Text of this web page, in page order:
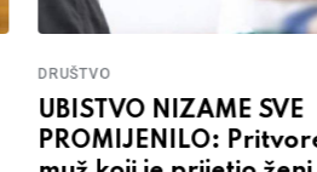
DRUŠTVO
UBISTVO NIZAME SVE
PROMIJENILO: